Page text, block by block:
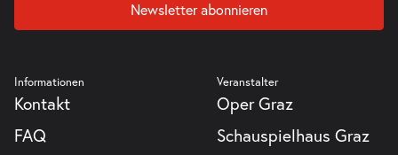
Newsletter abonnieren
Informationen
Kontakt
FAQ
Veranstalter
Oper Graz
Schauspielhaus Graz